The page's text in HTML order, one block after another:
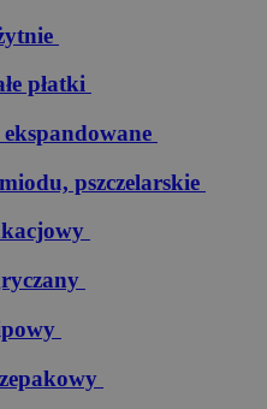
płatki
pszczelarskie